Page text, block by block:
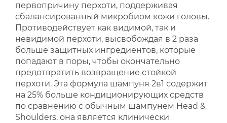
первопричину перхоти, поддерживая
сбалансированный микробиом кожи головы.
Противодействует как видимой, так и
невидимой перхоти, высвобождая в 2 раза
больше защитных ингредиентов, которые
попадают в поры, чтобы окончательно
предотвратить возвращение стойкой
перхоти. Эта формула шампуня 2в1 содержит
на 25% больше кондиционирующих средств
по сравнению с обычным шампунем Head &
Shoulders, она является клинически